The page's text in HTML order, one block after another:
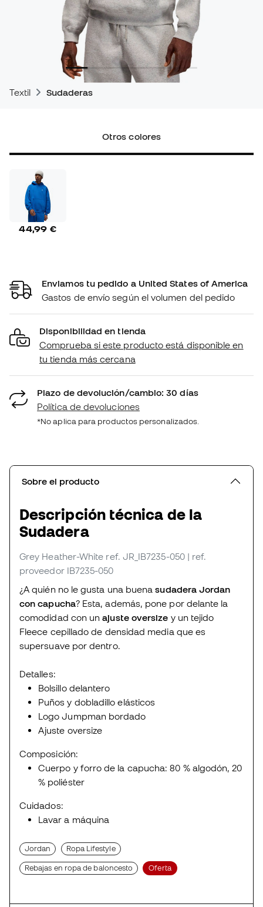
Textil Sudaderas
Otros colores
44,99 €
Enviamos tu pedido a United States of America
Gastos de envío según el volumen del pedido
Disponibilidad en tienda
Comprueba si este producto está disponible en
tu tienda más cercana
Plazo de devolución/cambio: 30 días
Política de devoluciones
*No aplica para productos personalizados.
Sobre el producto
Descripción técnica de la
Sudadera
Grey Heather-White ref. JR_IB7235-050 | ref.
proveedor IB7235-050
¿A quién no le gusta una buenasudadera Jordan
con capucha? Esta, además, pone por delante la
comodidad con unajuste oversize y un tejido
Fleece cepillado de densidad media que es
supersuave por dentro.
Detalles:
Bolsillo delantero
Puños y dobladillo elásticos
Logo Jumpman bordado
Ajuste oversize
Composición:
Cuerpo y forro de la capucha: 80 % algodón, 20
% poliéster
Cuidados:
Lavar a máquina
Jordan Ropa Lifestyle
Rebajas en ropa de baloncesto Oferta